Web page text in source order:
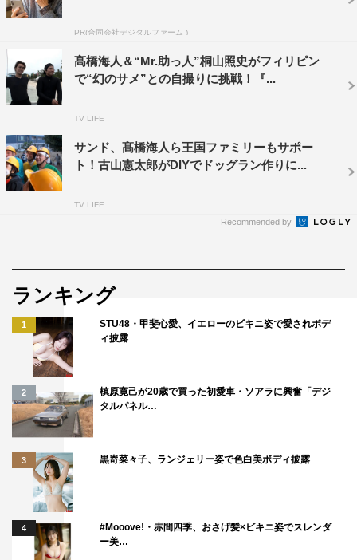
■堀田茜※初参戦
しかったです！想像以上にハンターが怖くて、最初足がす
くんでしまいました（笑）」
■はら（ゆにばーす）※初参戦
「死角が多い場所で、すごく難易度が高かったです」
『逃走中 ハンターと進撃の恐竜』
フジテレビ系
青山テルマ
アンミカ
岡崎紗絵
岡田結実
桐山漣
久保田かずのぶ（とろサーモン）
澤部佑（ハライチ）
髙橋海人（King & Prince）
田中卓志（アンガールズ）
樽美酒研二（ゴールデンボンバー）
塚田僚一（A.B.C-Z）
はら（ゆにばーす）
東国原英夫
PR(合同会社デジタルファーム )
髙橋海人＆“Mr.助っ人”桐山照史がフィリピン
で“幻のサメ”との自撮りに挑戦！『...
TV LIFE
サンド、髙橋海人ら王国ファミリーもサポー
ト！古山憲太郎がDIYでドッグラン作りに...
TV LIFE
Recommended by
ランキング
1
STU48・甲斐心愛、イエローのビキニ姿で愛されボデ
ィ披露
2
槙原寛己が20歳で買った初愛車・ソアラに興奮「デジ
タルパネル…
3 黒嵜菜々子、ランジェリー姿で色白美ボディ披露
4
#Mooove!・赤間四季、おさげ髪×ビキニ姿でスレンダ
ー美…